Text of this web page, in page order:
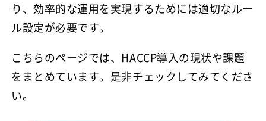
り、効率的な運用を実現するためには適切なルー
ル設定が必要です。
こちらのページでは、HACCP導入の現状や課題
をまとめています。是非チェックしてみてくださ
い。